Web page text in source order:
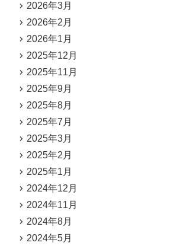
2026年3月
2026年2月
2026年1月
2025年12月
2025年11月
2025年9月
2025年8月
2025年7月
2025年3月
2025年2月
2025年1月
2024年12月
2024年11月
2024年8月
2024年5月